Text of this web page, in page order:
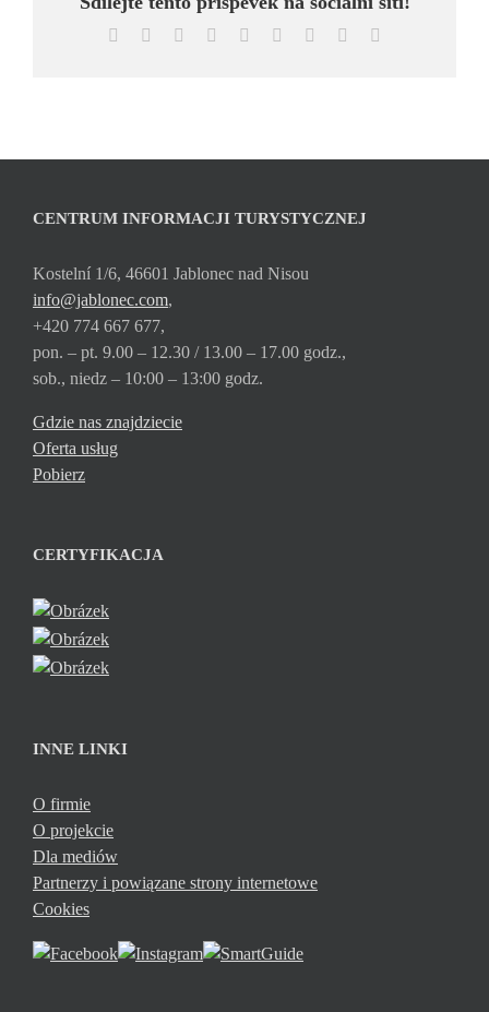
Facebook Reddit LinkedInWhatsApp
TumblrPinterest
CENTRUM INFORMACJI TURYSTYCZNEJ
Kostelní 1/6, 46601 Jablonec nad Nisou
info@jablonec.com,
+420 774 667 677,
pon. – pt. 9.00 – 12.30 / 13.00 – 17.00 godz.,
sob., niedz – 10:00 – 13:00 godz.
Gdzie nas znajdziecie
Oferta usług
Pobierz
CERTYFIKACJA
INNE LINKI
O firmie
O projekcie
Dla mediów
Partnerzy i powiązane strony internetowe
Cookies